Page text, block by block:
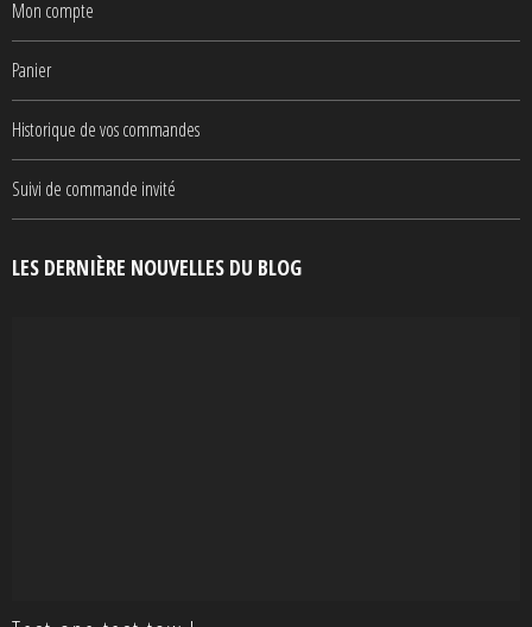
Mon compte
Panier
Historique de vos commandes
Suivi de commande invité
LES DERNIÈRE NOUVELLES DU BLOG